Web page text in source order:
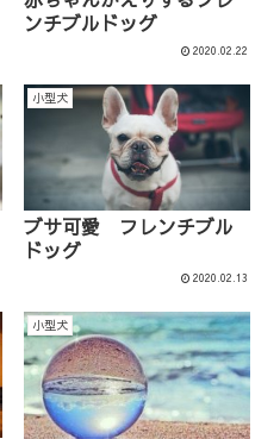
ンチブルドッグ
2020.02.22
小型犬
ブサ可愛 フレンチブル
ドッグ
2020.02.13
小型犬